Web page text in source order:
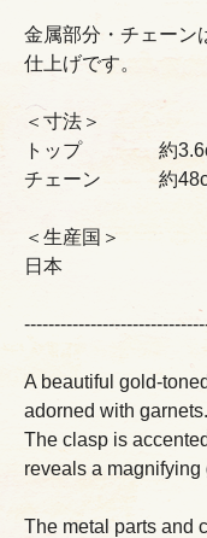
金属部分・チェーン
仕上げです。
＜寸法＞
トップ 約
チェーン 約
＜生産国＞
日本
A beautiful gold-
adorned with garnets.
The clasp is
reveals a
The metal parts and